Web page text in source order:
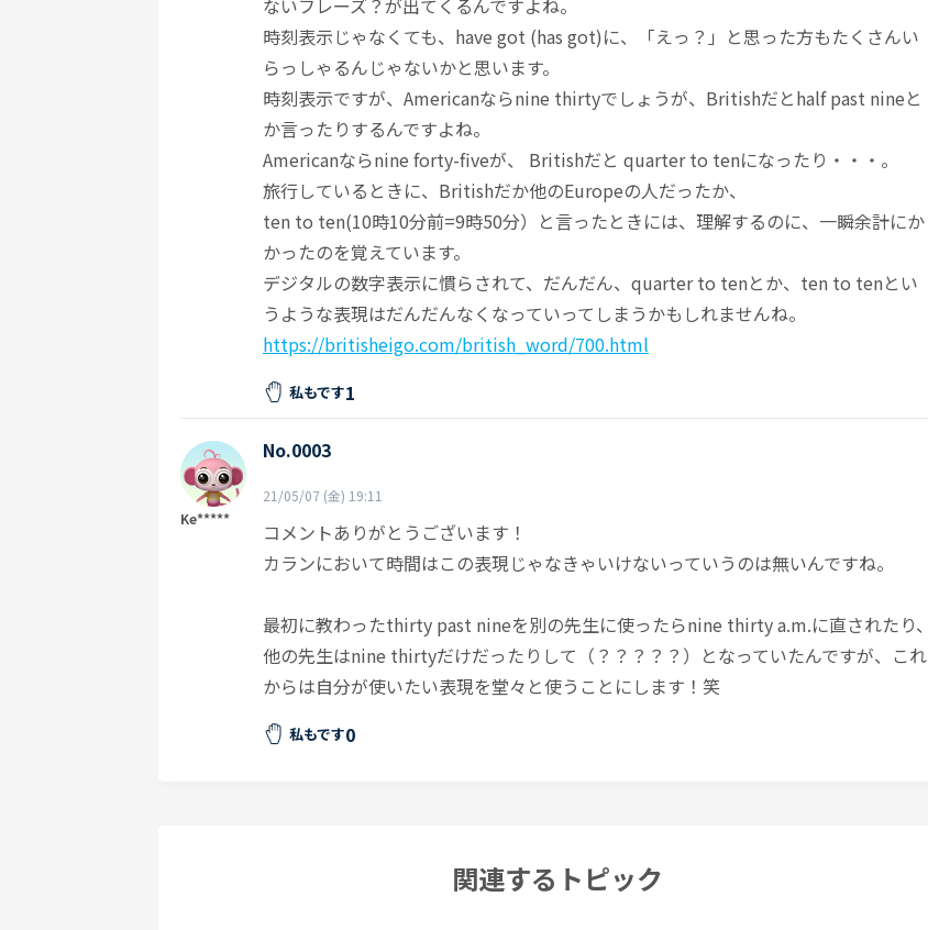
ないフレーズ？が出てくるんですよね。
時刻表示じゃなくても、have got (has got)に、「えっ？」と思った方もたくさんい
らっしゃるんじゃないかと思います。
時刻表示ですが、Americanならnine thirtyでしょうが、Britishだとhalf past nineと
か言ったりするんですよね。
Americanならnine forty-fiveが、 Britishだと quarter to tenになったり・・・。
旅行しているときに、Britishだか他のEuropeの人だったか、
ten to ten(10時10分前=9時50分）と言ったときには、理解するのに、一瞬余計にか
かったのを覚えています。
デジタルの数字表示に慣らされて、だんだん、quarter to tenとか、ten to tenとい
うような表現はだんだんなくなっていってしまうかもしれませんね。
https://britisheigo.com/british_word/700.html
私もです1
Ke*****
No.0003
21/05/07 (金) 19:11
コメントありがとうございます！
カランにおいて時間はこの表現じゃなきゃいけないっていうのは無いんですね。
最初に教わったthirty past nineを別の先生に使ったらnine thirty a.m.に直されたり、
他の先生はnine thirtyだけだったりして（？？？？？）となっていたんですが、これ
からは自分が使いたい表現を堂々と使うことにします！笑
私もです0
関連するトピック